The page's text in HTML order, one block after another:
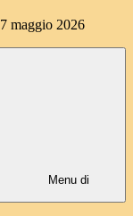
maggio 2026
Menu di